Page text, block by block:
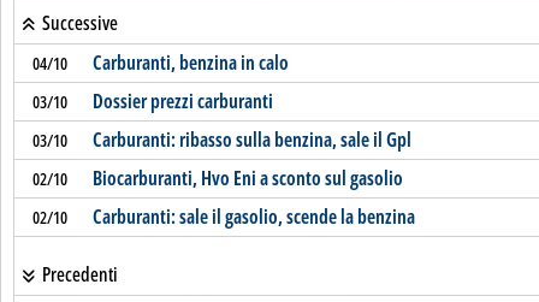
Successive
04/10 Carburanti, benzina in calo
03/10 Dossier prezzi carburanti
03/10 Carburanti: ribasso sulla benzina, sale il Gpl
02/10 Biocarburanti, Hvo Eni a sconto sul gasolio
02/10 Carburanti: sale il gasolio, scende la benzina
Precedenti